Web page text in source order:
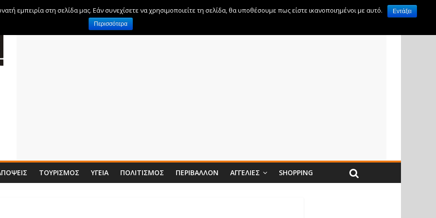
ΤΟΥΡΙΣΜΌΣ ΥΓΕΊΑ ΠΟΛΙΤΙΣΜΌΣ ΠΕΡΙΒΆΛΛΟΝ ΑΓΓΕΛΊΕΣ SHOPPING
εμπειρία στη σελίδα μας. Εάν συνεχίσετε να χρησιμοποιείτε τη σελίδα, θα υποθέσουμε πως είστε ικανοποιημένοι με αυτό.
Εντάξει
Περισσότερα